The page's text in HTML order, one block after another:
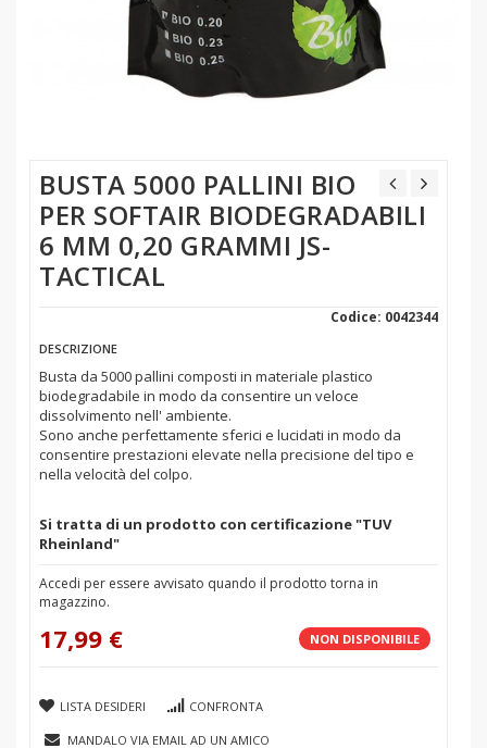
BUSTA 5000 PALLINI BIO
PER SOFTAIR BIODEGRADABILI
6 MM 0,20 GRAMMI JS-
TACTICAL
Codice: 0042344
DESCRIZIONE
Busta da 5000 pallini composti in materiale plastico
biodegradabile in modo da consentire un veloce
dissolvimento nell' ambiente.
Sono anche perfettamente sferici e lucidati in modo da
consentire prestazioni elevate nella precisione del tipo e
nella velocità del colpo.
Si tratta di un prodotto con certificazione "TUV
Rheinland"
Accedi per essere avvisato quando il prodotto torna in
magazzino.
NON DISPONIBILE
17,99 €
LISTA DESIDERI CONFRONTA
MANDALO VIA EMAIL AD UN AMICO